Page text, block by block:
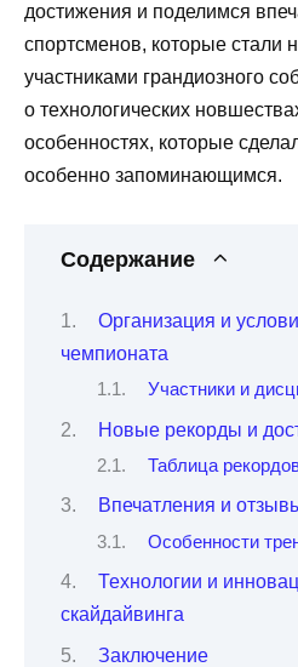
достижения и поделимся
спортсменов, которые стали
участниками грандиозного
о технологических
особенностях, которые
особенно запоминающимся.
Содержание
Организация и
чемпионата
Участники и
Новые рекорды и
Таблица
Впечатления и
Особенности
Технологии и
скайдайвинга
Заключение